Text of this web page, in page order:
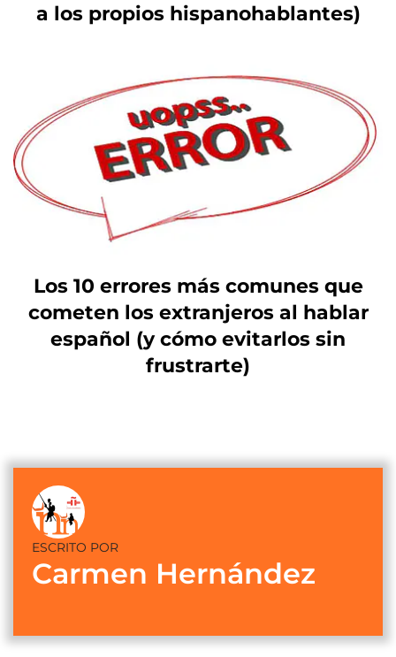
a los propios hispanohablantes)
Los 10 errores más comunes que
cometen los extranjeros al hablar
español (y cómo evitarlos sin
frustrarte)
ESCRITO POR
Carmen Hernández